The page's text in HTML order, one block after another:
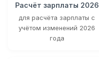
Расчёт зарплаты 2026
для расчёта зарплаты с
учётом изменений 2026
года